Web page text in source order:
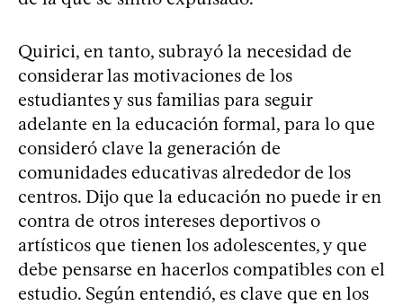
Quirici, en tanto, subrayó la necesidad de
considerar las motivaciones de los
estudiantes y sus familias para seguir
adelante en la educación formal, para lo que
consideró clave la generación de
comunidades educativas alrededor de los
centros. Dijo que la educación no puede ir en
contra de otros intereses deportivos o
artísticos que tienen los adolescentes, y que
debe pensarse en hacerlos compatibles con el
estudio. Según entendió, es clave que en los